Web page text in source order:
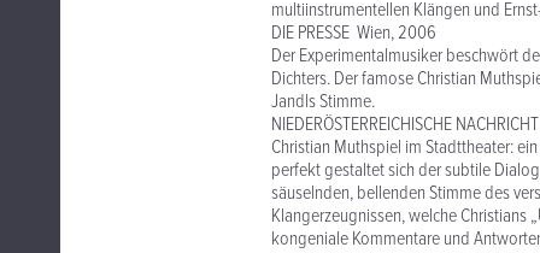
multiinstrumentellen Klängen und
DIE PRESSE Wien, 2006
Der Experimentalmusiker beschwört
Dichters. Der famose Christian
Jandls Stimme.
NIEDERÖSTERREICHISCHE
Christian Muthspiel im Stadttheater:
perfekt gestaltet sich der subtile
säuselnden, bellenden Stimme des
Klangerzeugnissen, welche Christians
kongeniale Kommentare und